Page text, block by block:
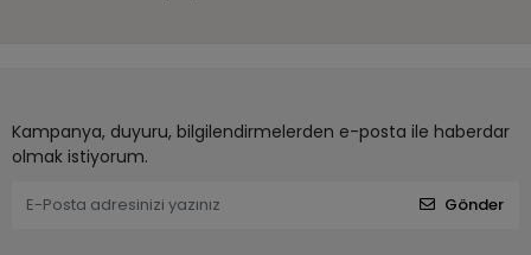
Kampanya, duyuru, bilgilendirmelerden e-posta ile haberdar
olmak istiyorum.
Gönder